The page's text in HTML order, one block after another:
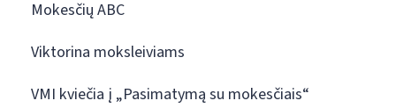
Mokesčių ABC
Viktorina moksleiviams
VMI kviečia į „Pasimatymą su mokesčiais“